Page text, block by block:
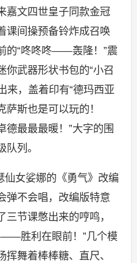
文四世皇子同款金冠
课间操预备铃炸成召唤
的“咚咚咚——轰隆！”震
你武器形状书包的“小召
来，盖着印有“德玛西亚
斯也是可以玩的！
德最最最暖！”大字的围
列。
女娑娜的《勇气》改编
不会唱，改编版特意
节课憋出来的哼鸣，
胜利在眼前！”几个模
舞着棒棒糖、直尺、